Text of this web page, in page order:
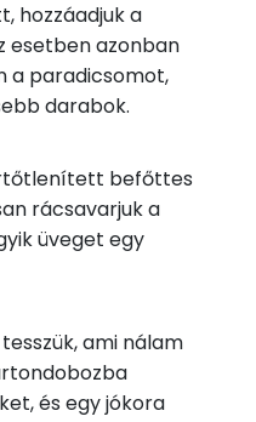
46 mg
96 mg
0 mg
1 mg
hozzáadjuk a
esetben azonban
a paradicsomot,
darabok.
befőttes
rácsavarjuk a
üveget egy
ami nálam
és egy jókora